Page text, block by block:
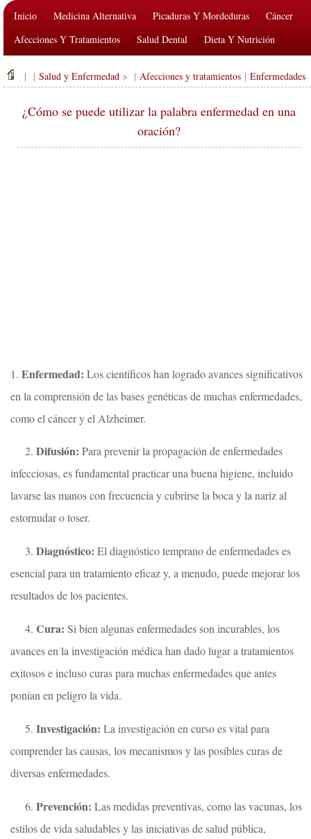
Inicio Medicina Alternativa Picaduras Y Mordeduras
Cáncer
Afecciones Y Tratamientos
Salud Dental
Dieta Y Nutrición
Salud Pública Y Seguridad
Cirugías Y Procedimientos Salud
| | Salud y Enfermedad > | Afecciones y tratamientos | Enfermedades
¿Cómo se puede utilizar la palabra enfermedad en una
oración?
1. Enfermedad: Los científicos han logrado avances significativos
en la comprensión de las bases genéticas de muchas enfermedades,
como el cáncer y el Alzheimer.
2. Difusión: Para prevenir la propagación de enfermedades
infecciosas, es fundamental practicar una buena higiene, incluido
lavarse las manos con frecuencia y cubrirse la boca y la nariz al
estornudar o toser.
3. Diagnóstico: El diagnóstico temprano de enfermedades es
esencial para un tratamiento eficaz y, a menudo, puede mejorar los
resultados de los pacientes.
4. Cura: Si bien algunas enfermedades son incurables, los
avances en la investigación médica han dado lugar a tratamientos
exitosos e incluso curas para muchas enfermedades que antes
ponían en peligro la vida.
5. Investigación: La investigación en curso es vital para
comprender las causas, los mecanismos y las posibles curas de
diversas enfermedades.
6. Prevención: Las medidas preventivas, como las vacunas, los
estilos de vida saludables y las iniciativas de salud pública,